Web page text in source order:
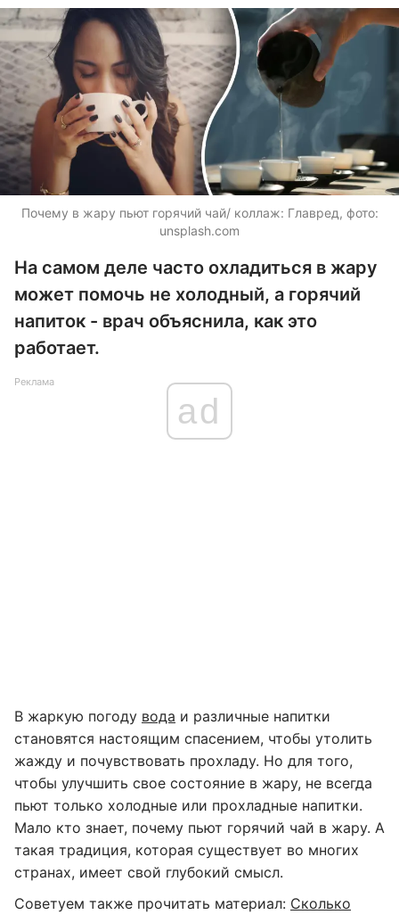
Почему в жару пьют горячий чай/ коллаж: Главред, фото:
unsplash.com
На самом деле часто охладиться в жару
может помочь не холодный, а горячий
напиток - врач объяснила, как это
работает.
Реклама
ad
В жаркую погоду вода и различные напитки
становятся настоящим спасением, чтобы утолить
жажду и почувствовать прохладу. Но для того,
чтобы улучшить свое состояние в жару, не всегда
пьют только холодные или прохладные напитки.
Мало кто знает, почему пьют горячий чай в жару. А
такая традиция, которая существует во многих
странах, имеет свой глубокий смысл.
Советуем также прочитать материал: Сколько